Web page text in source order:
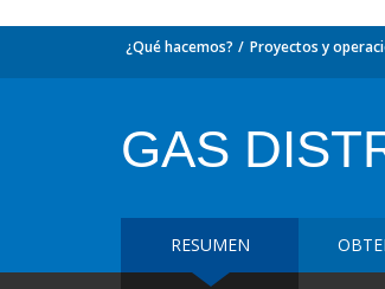
¿Qué hacemos? Proyectos y
GAS
RESUMEN